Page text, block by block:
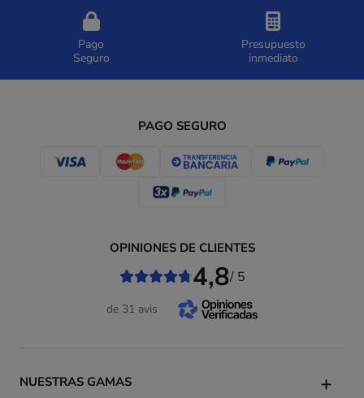
Pago
Seguro
Presupuesto
inmediato
PAGO SEGURO
NUESTRAS GAMAS
OPINIONES DE CLIENTES
4,8/ 5
de 31 avis